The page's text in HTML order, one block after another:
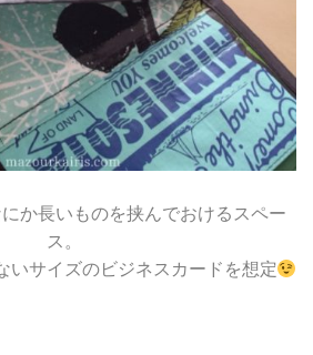
か長いものを挟んでおけるスペー
ス。
いサイズのビジネスカードを想定